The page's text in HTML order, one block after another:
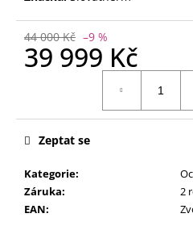
44 000 Kč –9 %
39 999 Kč
Kategorie:
Záruka:
2
EAN:
Zeptat se